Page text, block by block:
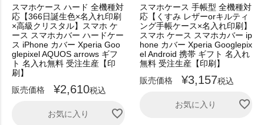
スマホケース ハード 全機種対
応【366日誕生色×名入れ印刷
×高級クリスタル】スマホ ケ
ース スマホカバー ハードケー
ス iPhone カバー Xperia Goo
glepixel AQUOS arrows ギフ
ト 名入れ無料 受注生産【印
刷】
販売価格
¥2,610税込
お気に入り
スマホケース 手帳型 全機種対
応【くすみ レザーorキルティ
ング手帳ケース×名入れ印刷】
スマホ ケース スマホカバー ip
hone カバー Xperia Googlepix
el Android 携帯 ギフト 名入れ
無料 受注生産【印刷】
販売価格
¥3,157税込
お気に入り